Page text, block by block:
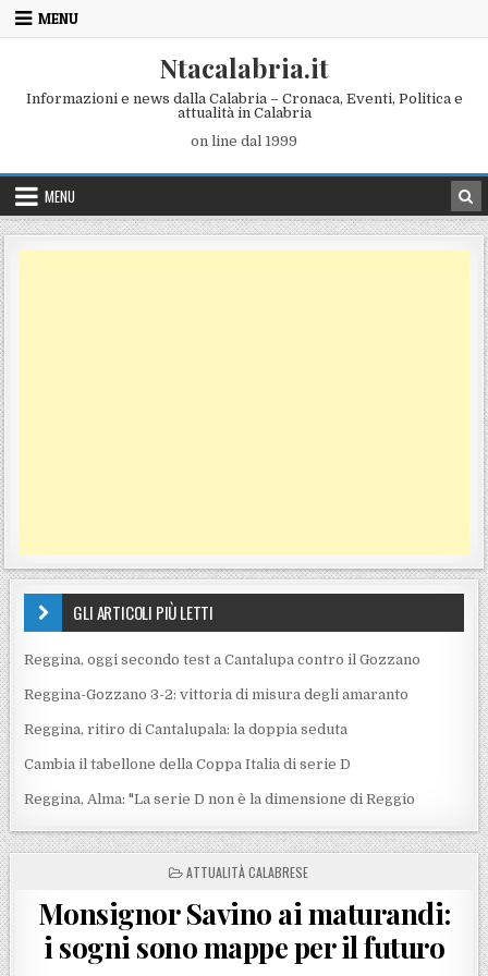
Skip to content
MENU
Ntacalabria.it
Informazioni e news dalla Calabria – Cronaca, Eventi, Politica e
attualità in Calabria
on line dal 1999
MENU
GLI ARTICOLI PIÙ LETTI
Reggina, oggi secondo test a Cantalupa contro il Gozzano
Reggina-Gozzano 3-2: vittoria di misura degli amaranto
Reggina, ritiro di Cantalupala: la doppia seduta
Cambia il tabellone della Coppa Italia di serie D
Reggina, Alma: "La serie D non è la dimensione di Reggio
POSTED IN
ATTUALITÀ CALABRESE
Monsignor Savino ai maturandi:
i sogni sono mappe per il futuro